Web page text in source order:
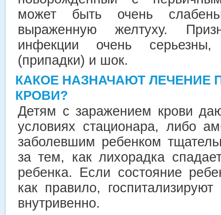
может быть очень
выраженную желтуху.
инфекции очень серьезны,
(припадки) и шок.
КАКОЕ НАЗНАЧАЮТ ЛЕЧЕНИЕ
КРОВИ?
Детям с заражением крови
условиях стационара, либо
заболевшим ребенком
за тем, как лихорадка
ребенка. Если состояние
как правило,
внутривенно.